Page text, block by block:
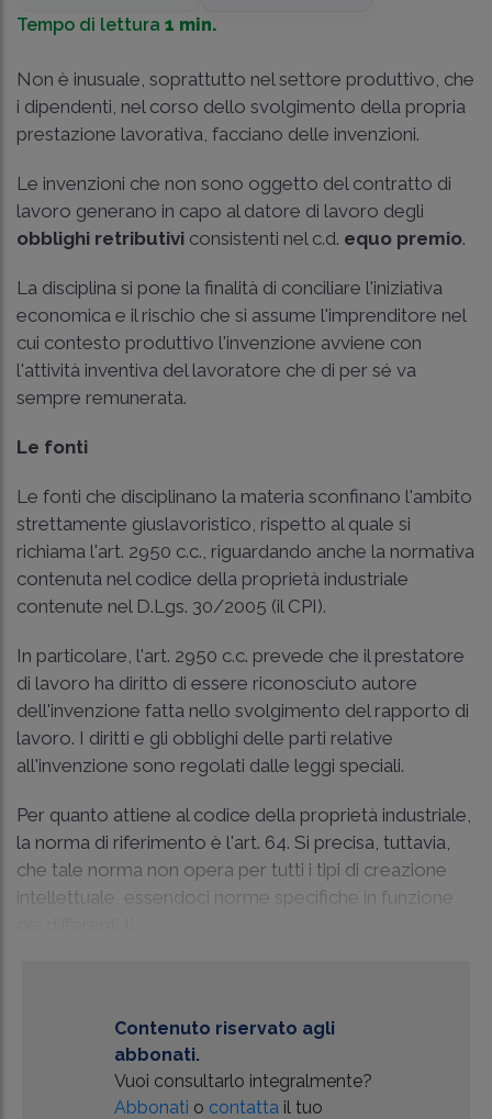
Tempo di lettura 1 min.
Non è inusuale, soprattutto nel settore produttivo, che
i dipendenti, nel corso dello svolgimento della propria
prestazione lavorativa, facciano delle invenzioni.
Le invenzioni che non sono oggetto del contratto di
lavoro generano in capo al datore di lavoro degli
obblighi retributivi consistenti nel c.d. equo premio.
La disciplina si pone la finalità di conciliare l'iniziativa
economica e il rischio che si assume l'imprenditore nel
cui contesto produttivo l'invenzione avviene con
l'attività inventiva del lavoratore che di per sé va
sempre remunerata.
Le fonti
Le fonti che disciplinano la materia sconfinano l'ambito
strettamente giuslavoristico, rispetto al quale si
richiama l'art. 2950 c.c., riguardando anche la normativa
contenuta nel codice della proprietà industriale
contenute nel D.Lgs. 30/2005 (il CPI).
In particolare, l'art. 2950 c.c. prevede che il prestatore
di lavoro ha diritto di essere riconosciuto autore
dell'invenzione fatta nello svolgimento del rapporto di
lavoro. I diritti e gli obblighi delle parti relative
all'invenzione sono regolati dalle leggi speciali.
Per quanto attiene al codice della proprietà industriale,
la norma di riferimento è l'art. 64. Si precisa, tuttavia,
che tale norma non opera per tutti i tipi di creazione
intellettuale, essendoci norme specifiche in funzione
Contenuto riservato agli
abbonati.
Vuoi consultarlo integralmente?
Abbonati o contattail tuo